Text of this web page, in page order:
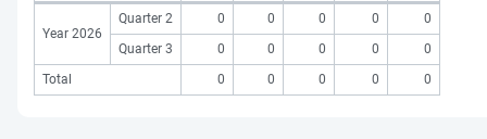
Year 2026
Quarter 2 0 0 0 0
0
Quarter 3
0 0 0 0
0
Total
0 0 0 0 0